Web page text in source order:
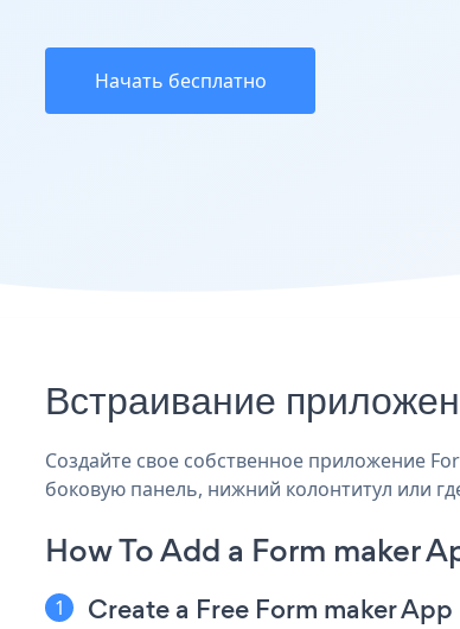
Начать бесплатно
Встраивание
Создайте свое собственное приложение
боковую панель, нижний колонтитул или
How To Add a Form maker
Create a Free Form maker App